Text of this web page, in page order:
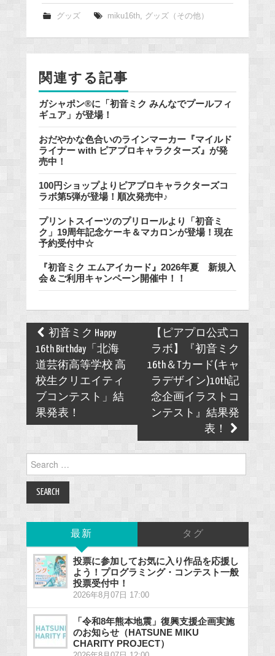
o
k
グッズ miku16th, グッズ（その他）
関連する記事
ガシャポン®に「初音ミク みんなでプールフィ
ギュア」が登場！
おだやかな色合いのラインマーカー『マイルド
ライナー with ピアプロキャラクターズ』が発
売中！
100円ショップよりピアプロキャラクターズコ
ラボ第5弾が登場！順次発売中♪
プリントスイーツのプリロールより「初音ミ
ク」19周年記念ケーキ＆マカロンが登場！現在
予約受付中☆
『初音ミク エムアイカード』2026年夏 新規入
会＆ご利用キャンペーン開催中！！
Post
navigation
初音ミク Happy
16th Birthday「北海
道芸術高等学校 高
校生クリエイティ
ブコンテスト」結
果発表！
【ピアプロ公式コ
ラボ】『初音ミク
16th＆Tカード(キャ
ラデザイン)10th記
念企画イラストコ
ンテスト』結果発
表！
for:
最新 タグ
投票に参加してお気に入り作品を応援し
よう！プログラミング・コンテスト一般
投票受付中！
2026年8月07日 17:00
「令和8年熊本地震」復興支援企画実施
のお知らせ（HATSUNE MIKU
CHARITY PROJECT）